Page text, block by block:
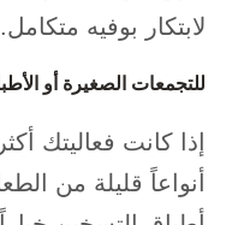
لابتكار بوفيه متكامل.
للتجمعات الصغيرة أو
إذا كانت فعاليتك
أنواعاً قليلة من